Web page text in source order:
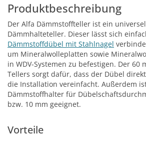
Produktbeschreibung
Der Alfa Dämmstoffteller ist ein
Dämmhalteteller. Dieser lässt sich
Dämmstoffdübel mit Stahlnagel
um Mineralwolleplatten sowie
in WDV-Systemen zu befestigen. Der 60
Tellers sorgt dafür, dass der Dübel
die Installation vereinfacht. Außerdem
Dämmstoffhalter für
bzw. 10 mm geeignet.
Vorteile